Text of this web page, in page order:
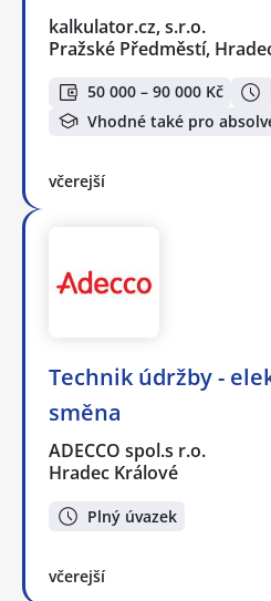
kalkulator.cz, s.r.o.
Pražské Předměstí,
50 000 – 90 000 Kč
Vhodné také pro
včerejší
Technik údržby -
směna
ADECCO spol.s r.o.
Hradec Králové
Plný úvazek
včerejší